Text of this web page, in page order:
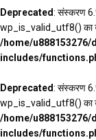
Deprecated: संस्करण
wp_is_valid_utf8() का
/home/
includes/
Deprecated: संस्करण
wp_is_valid_utf8() का
/home/
includes/